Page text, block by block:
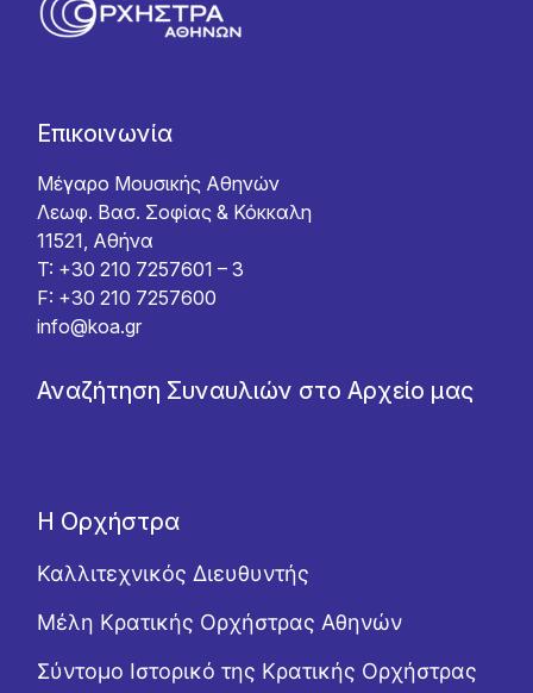
Επικοινωνία
Μέγαρο Μουσικής Αθηνών
Λεωφ. Βασ. Σοφίας & Κόκκαλη
11521, Αθήνα
T: +30 210 7257601 – 3
F: +30 210 7257600
info@koa.gr
Αναζήτηση Συναυλιών στο Αρχείο μας
Η Ορχήστρα
Καλλιτεχνικός Διευθυντής
Μέλη Κρατικής Ορχήστρας Αθηνών
Σύντομο Ιστορικό της Κρατικής Ορχήστρας